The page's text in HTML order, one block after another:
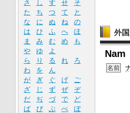
外
Nam
名前
さ
し す せ
そ
た
ち つ て
と
な
に ぬ ね
の
は
ひ ふ へ
ほ
ま
み む め
も
や
ゆ
よ
ら
り る れ
ろ
わ
を
ん
が
ぎ ぐ げ
ご
ざ
じ ず ぜ
ぞ
だ
ぢ づ で
ど
ば
び ぶ べ
ぼ